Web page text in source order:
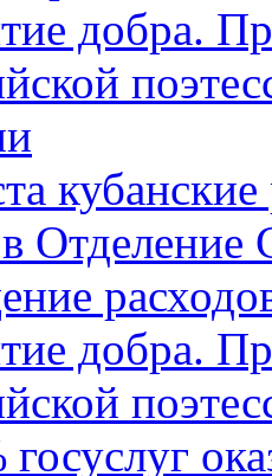
добра.
в
добра.
госуслуг